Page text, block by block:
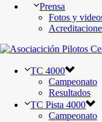
Prensa
Fotos y
TC 4000
Campeonato
Resultados
TC Pista 4000
Campeonato